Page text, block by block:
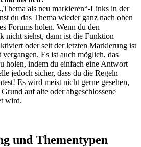
als neu markieren“-Links in der
du das Thema wieder ganz nach oben
Forums holen. Wenn du den
nicht siehst, dann ist die Funktion
oder seit der letzten Markierung ist
Es ist auch möglich, das
holen, indem du einfach eine Antwort
jedoch sicher, dass du die Regeln
Es wird meist nicht gerne gesehen,
auf alte oder abgeschlossene
wird.
und Thementypen